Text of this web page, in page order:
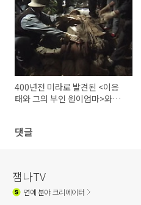
사망한 사건
400년전 미라로 발견된 <이응
태와 그의 부인 원이엄마>와의
댓글
잼나TV
연예분야 크리에이터